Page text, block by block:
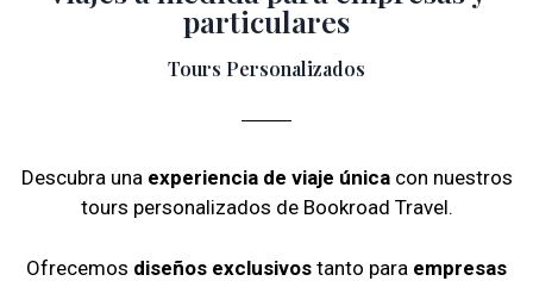
particulares
Tours Personalizados
Descubra una experiencia de viaje únicacon nuestros
tours personalizados de Bookroad Travel.
Ofrecemos diseños exclusivos tanto para empresas